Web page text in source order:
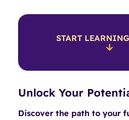
START
Unlock Your
Discover the path to your